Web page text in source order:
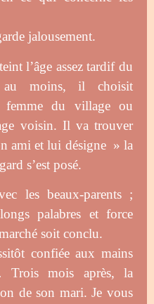
jalousement.
l’âge assez tardif du
moins, il choisit
femme du village ou
voisin. Il va trouver
ami et lui désigne » la
s’est posé.
les beaux-parents ;
palabres et force
soit conclu.
confiée aux mains
Trois mois après, la
de son mari.Je vous